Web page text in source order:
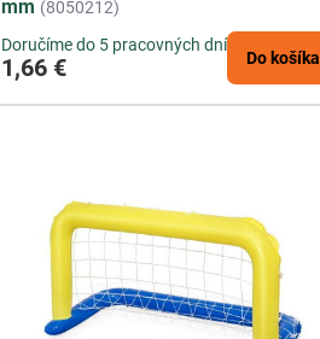
mm (8050212)
Doručíme do 5 pracovných dní
1,66 € Do košíka